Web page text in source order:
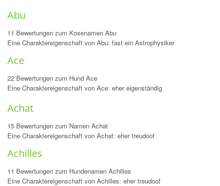
Abu
11 Bewertungen zum Kosenamen Abu
Eine Charaktereigenschaft von Abu: fast ein Astrophysiker
Ace
22 Bewertungen zum Hund Ace
Eine Charaktereigenschaft von Ace: eher eigenständig
Achat
15 Bewertungen zum Namen Achat
Eine Charaktereigenschaft von Achat: eher treudoof
Achilles
11 Bewertungen zum Hundenamen Achilles
Eine Charaktereigenschaft von Achilles: eher treudoof